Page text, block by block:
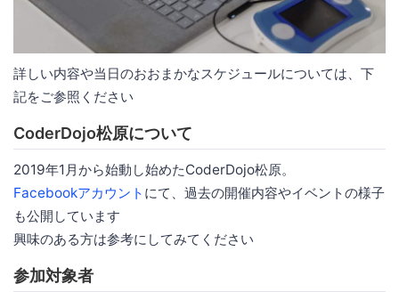
詳しい内容や当日のおおまかなスケジュールについては、下
記をご参照ください
CoderDojo松原について
2019年1月から始動し始めたCoderDojo松原。
Facebookアカウント にて、過去の開催内容やイベントの様子
も公開しています
興味のある方は参考にしてみてください
参加対象者